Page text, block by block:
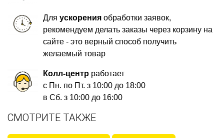
Дляускорения обработки заявок,
рекомендуем делать заказы через корзину на
сайте - это верный способ получить
желаемый товар
Колл-центр работает
с Пн. по Пт. з 10:00 до 18:00
в Сб. з 10:00 до 16:00
СМОТРИТЕ ТАКЖЕ